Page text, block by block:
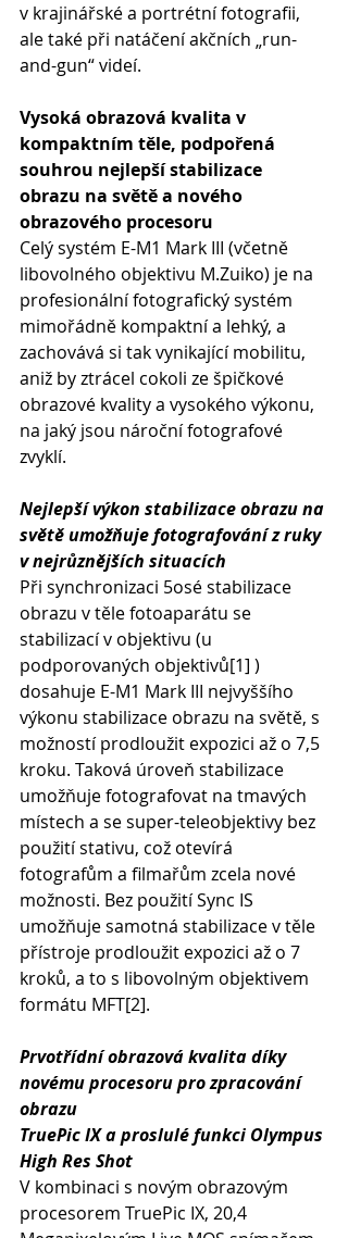
v krajinářské a portrétní fotografii,
ale také při natáčení akčních „run-
and-gun“ videí.
Vysoká obrazová kvalita v
kompaktním těle, podpořená
souhrou nejlepší stabilizace
obrazu na světě a nového
obrazového procesoru
Celý systém E-M1 Mark III (včetně
libovolného objektivu M.Zuiko) je na
profesionální fotografický systém
mimořádně kompaktní a lehký, a
zachovává si tak vynikající mobilitu,
aniž by ztrácel cokoli ze špičkové
obrazové kvality a vysokého výkonu,
na jaký jsou nároční fotografové
zvyklí.
Nejlepší výkon stabilizace obrazu na
světě umožňuje fotografování z ruky
v nejrůznějších situacích
Při synchronizaci 5osé stabilizace
obrazu v těle fotoaparátu se
stabilizací v objektivu (u
podporovaných objektivů[1] )
dosahuje E-M1 Mark III nejvyššího
výkonu stabilizace obrazu na světě, s
možností prodloužit expozici až o 7,5
kroku. Taková úroveň stabilizace
umožňuje fotografovat na tmavých
místech a se super-teleobjektivy bez
použití stativu, což otevírá
fotografům a filmařům zcela nové
možnosti. Bez použití Sync IS
umožňuje samotná stabilizace v těle
přístroje prodloužit expozici až o 7
kroků, a to s libovolným objektivem
formátu MFT[2].
Prvotřídní obrazová kvalita díky
novému procesoru pro zpracování
obrazu
TruePic IX a proslulé funkci Olympus
High Res Shot
V kombinaci s novým obrazovým
procesorem TruePic IX, 20,4